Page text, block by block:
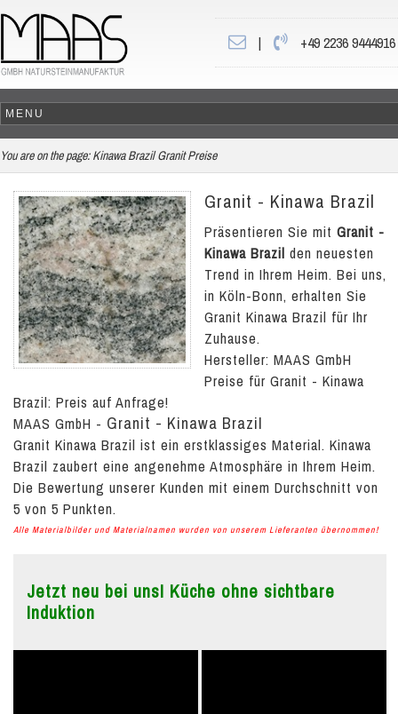
| +49 2236 9444916
You are on the page: Kinawa Brazil Granit Preise
Granit - Kinawa Brazil
Präsentieren Sie mit Granit -
Kinawa Brazil den neuesten
Trend in Ihrem Heim. Bei uns,
in Köln-Bonn, erhalten Sie
Granit Kinawa Brazil für Ihr
Zuhause.
Hersteller: MAAS GmbH
Preise für Granit - Kinawa
Brazil: Preis auf Anfrage!
MAAS GmbH - Granit - Kinawa Brazil
Granit Kinawa Brazil ist ein erstklassiges Material. Kinawa
Brazil zaubert eine angenehme Atmosphäre in Ihrem Heim.
Die Bewertung unserer Kunden mit einem Durchschnitt von
5 von 5 Punkten.
Alle Materialbilder und Materialnamen wurden von unserem Lieferanten übernommen!
Jetzt neu bei uns! Küche ohne sichtbare
Induktion